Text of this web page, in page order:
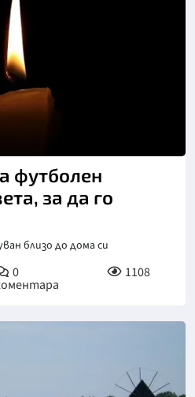
футболен
за да го
близо до дома си
0 1108